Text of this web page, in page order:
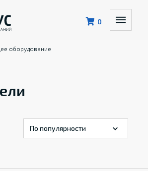
0
оборудование